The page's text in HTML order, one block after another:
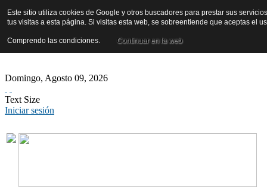
Domingo, Agosto 09, 2026
Text Size
Iniciar sesión
Este sitio utiliza cookies de Google y otros buscadores para prestar sus
tus visitas a esta página. Si visitas esta web, se sobreentiende que aceptas el
Comprendo las condiciones. Continuar en la web